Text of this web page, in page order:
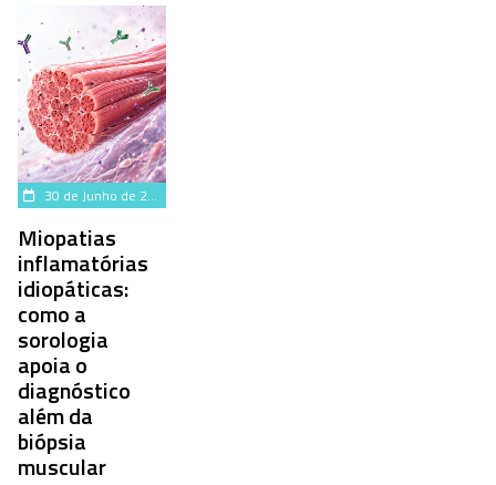
30 de Junho de 2026
Miopatias
inflamatórias
idiopáticas:
como a
sorologia
apoia o
diagnóstico
além da
biópsia
muscular